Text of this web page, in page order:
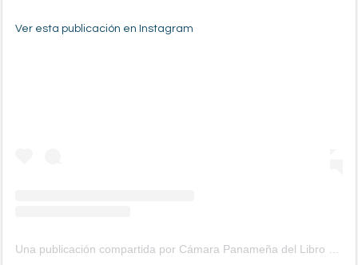
Ver esta publicación en Instagram
Una publicación compartida por Cámara Panameña del Libro (@camarapanamenadellibro)